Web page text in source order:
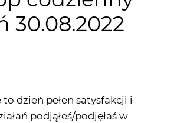
30.08.2022
dzień pełen satysfakcji i
podjąłeś/podjęłaś w